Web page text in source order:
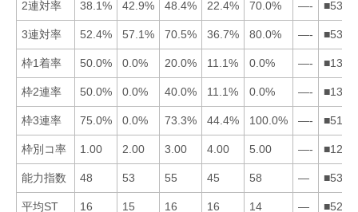
2連対率 38.1% 42.9% 48.4% 22.4% 70.0% —-
3連対率 52.4% 57.1% 70.5% 36.7% 80.0% —-
枠1着率 50.0% 0.0% 20.0% 11.1% 0.0% —-
枠2連率 50.0% 0.0% 40.0% 11.1% 0.0% —-
枠3連率 75.0% 0.0% 73.3% 44.4% 100.0% —-
枠別コ率 1.00 2.00 3.00 4.00 5.00 —-
能力指数 48 53 55 45 58 —
平均ST 16 15 16 16 14 —